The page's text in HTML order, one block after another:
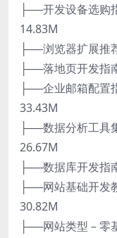
├──开发设备选购
14.83M
├──浏览器扩展推
├──落地页开发指
├──企业邮箱配置
33.43M
├──数据分析工具
26.67M
├──数据库开发指
├──网站基础开发
30.82M
├──网站类型 – 零